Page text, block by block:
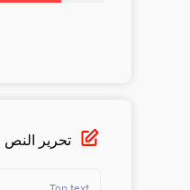
تحرير النص